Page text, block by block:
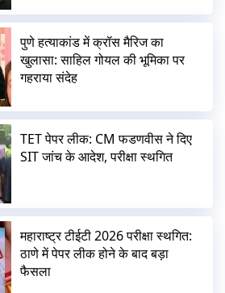
पुणे हत्याकांड में क्रॉस मैरिज का
खुलासा: साहिल गोयल की भूमिका पर
गहराया संदेह
TET पेपर लीक: CM फडणवीस ने दिए
SIT जांच के आदेश, परीक्षा स्थगित
महाराष्ट्र टीईटी 2026 परीक्षा स्थगित:
ठाणे में पेपर लीक होने के बाद बड़ा
फैसला